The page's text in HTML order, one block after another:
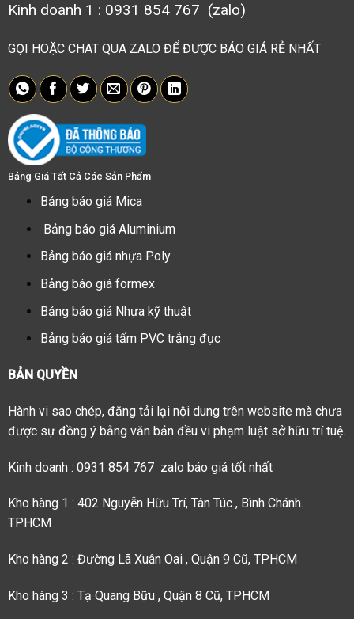
Kinh doanh 1 : 0931 854 767 (zalo)
GỌI HOẶC CHAT QUA ZALO ĐỂ ĐƯỢC BÁO GIÁ RẺ NHẤT
Bảng Giá Tất Cả Các Sản Phẩm
Bảng báo giá Mica
Bảng báo giá Aluminium
Bảng báo giá nhựa Poly
Bảng báo giá formex
Bảng báo giá Nhựa kỹ thuật
Bảng báo giá tấm PVC trắng đục
BẢN QUYỀN
Hành vi sao chép, đăng tải lại nội dung trên website mà chưa
được sự đồng ý bằng văn bản đều vi phạm luật sở hữu trí tuệ.
Kinh doanh : 0931 854 767 zalo báo giá tốt nhất
Kho hàng 1 : 402 Nguyễn Hữu Trí, Tân Túc , Bình Chánh.
TPHCM
Kho hàng 2 : Đường Lã Xuân Oai , Quận 9 Cũ, TPHCM
Kho hàng 3 : Tạ Quang Bữu , Quận 8 Cũ, TPHCM